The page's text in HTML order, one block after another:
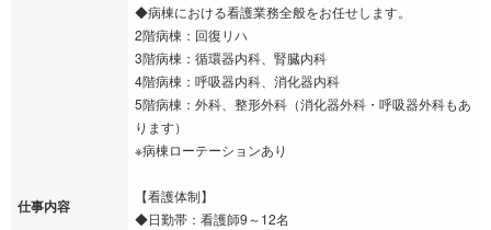
仕事内容
◆病棟における看護業務全般をお任せします。
2階病棟：回復リハ
3階病棟：循環器内科、腎臓内科
4階病棟：呼吸器内科、消化器内科
5階病棟：外科、整形外科（消化器外科・呼吸器外科もあ
ります）
※病棟ローテーションあり
【看護体制】
◆日勤帯：看護師9～12名